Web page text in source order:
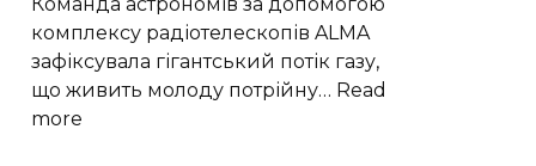
для
відновлення
пошкоджених
комплексу радіотелескопів ALMA
зафіксувала гігантський потік газу,
що живить молоду потрійну… Read
more